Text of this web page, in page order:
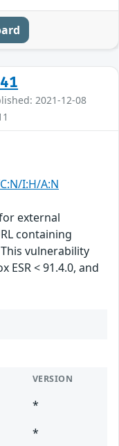
2021-12-08
I:H/A:N
external
containing
vulnerability
ESR < 91.4.0, and
VERSION
*
*